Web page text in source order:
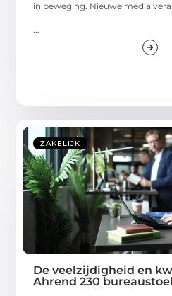
in beweging. Nieuwe media
ZAKELIJK
De veelzijdigheid en
Ahrend 230 bureaustoel